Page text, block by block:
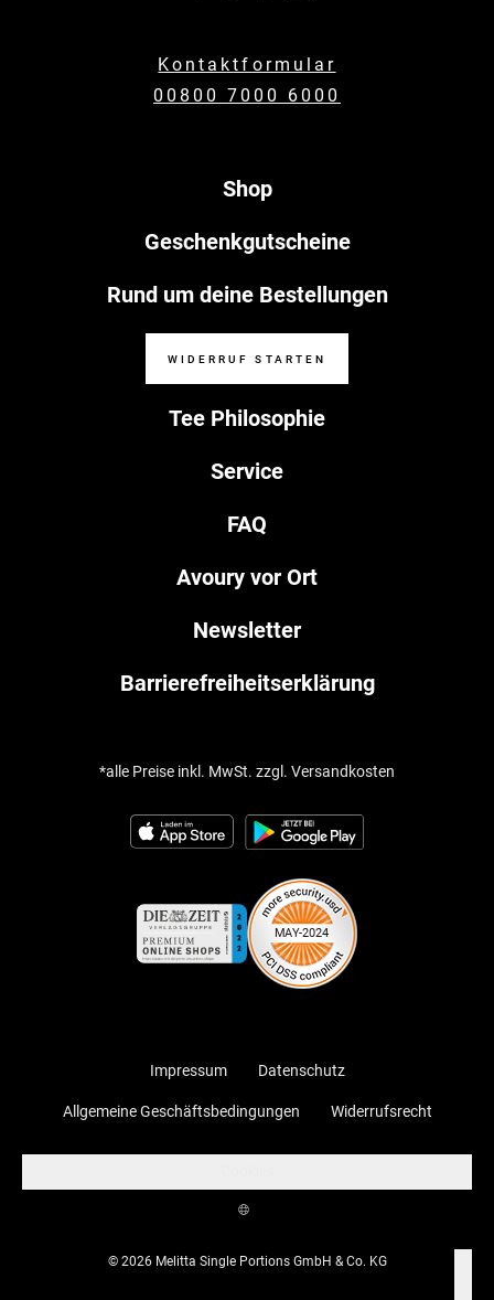
Kontaktformular
00800 7000 6000
Tee Philosophie
Service
FAQ
Avoury vor Ort
Newsletter
Barrierefreiheitserklärung
Shop
Geschenkgutscheine
Rund um deine Bestellungen
WIDERRUF STARTEN
*alle Preise inkl. MwSt. zzgl. Versandkosten
Impressum Datenschutz
Allgemeine Geschäftsbedingungen Widerrufsrecht
© 2026 Melitta Single Portions GmbH & Co. KG